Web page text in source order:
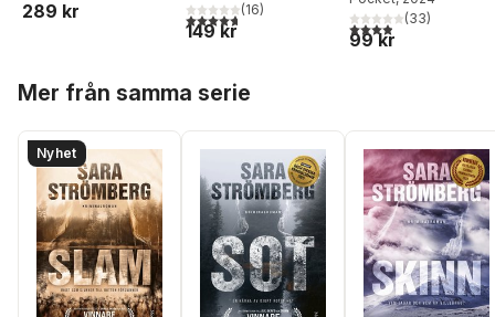
289 kr
4,7utav 5 stjärnor. Totalt antal röster:
(16)
149 kr
3,9utav 5 stjärnor.
(33)
99 kr
Mer från samma serie
Nyhet